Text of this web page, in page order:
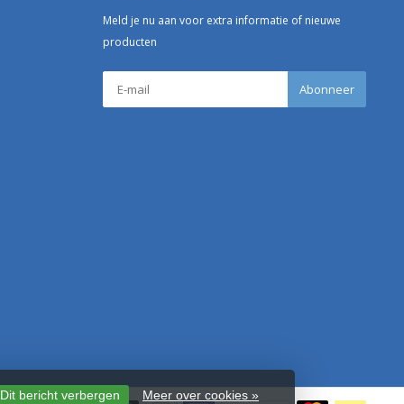
Meld je nu aan voor extra informatie of nieuwe
producten
Abonneer
Dit bericht verbergen Meer over cookies »